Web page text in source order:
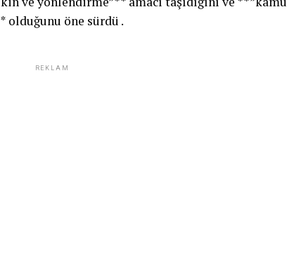
olduğunu öne sürdü .
REKLAM